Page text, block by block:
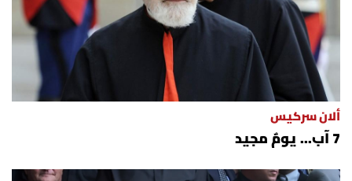
ألان سركيس
7 آب... يومٌ مجيد